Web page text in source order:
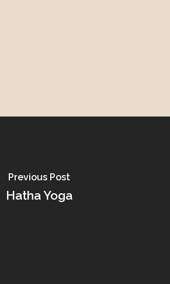
Previous Post
Hatha Yoga